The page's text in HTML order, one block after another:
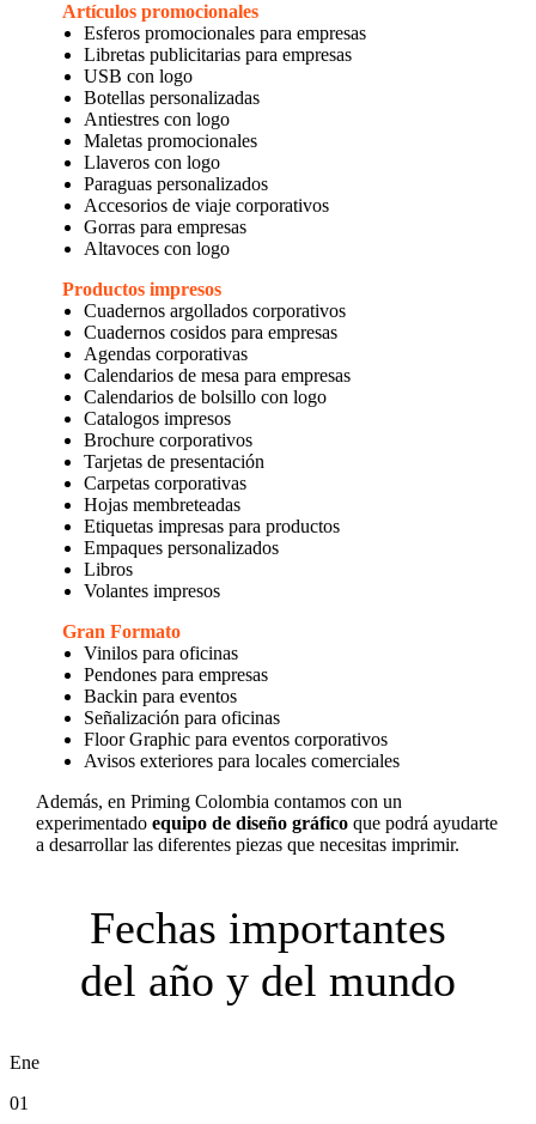
Artículos promocionales
Esferos promocionales para empresas
Libretas publicitarias para empresas
USB con logo
Botellas personalizadas
Antiestres con logo
Maletas promocionales
Llaveros con logo
Paraguas personalizados
Accesorios de viaje corporativos
Gorras para empresas
Altavoces con logo
Productos impresos
Cuadernos argollados corporativos
Cuadernos cosidos para empresas
Agendas corporativas
Calendarios de mesa para empresas
Calendarios de bolsillo con logo
Catalogos impresos
Brochure corporativos
Tarjetas de presentación
Carpetas corporativas
Hojas membreteadas
Etiquetas impresas para productos
Empaques personalizados
Libros
Volantes impresos
Gran Formato
Vinilos para oficinas
Pendones para empresas
Backin para eventos
Señalización para oficinas
Floor Graphic para eventos corporativos
Avisos exteriores para locales comerciales
Además, en Priming Colombia contamos con un
experimentado equipo de diseño gráficoque podrá ayudarte
a desarrollar las diferentes piezas que necesitas imprimir.
Fechas importantes
del año y del mundo
Ene
01